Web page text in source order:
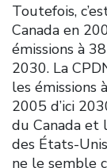
Toutefois,
Canada en
émissions à
2030. La
les émissions
2005 d’ici
du Canada et
des États-
ne le semble